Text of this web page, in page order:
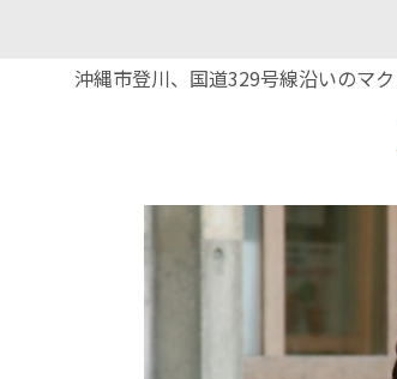
沖縄市登川、国道329号線沿いのマ